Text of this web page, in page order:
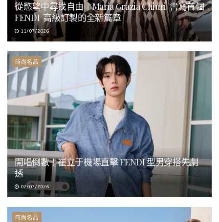
從慾望中尋找自由｜Maria Grazia Chiuri 書寫首個
FENDI 高級訂製的全新篇章
11/07/2026
時尚名品
開唱倒數！崔立于機場直擊 FENDI 型男穿搭先劇
透
02/07/2026
時尚名品